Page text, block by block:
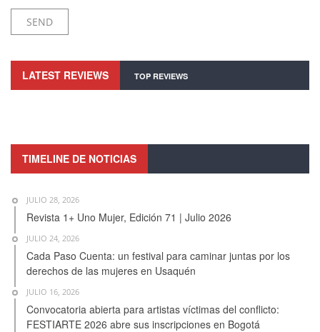
LATEST REVIEWS TOP REVIEWS
TIMELINE DE NOTICIAS
JULIO 28, 2026
Revista 1+ Uno Mujer, Edición 71 | Julio 2026
JULIO 24, 2026
Cada Paso Cuenta: un festival para caminar juntas por los
derechos de las mujeres en Usaquén
JULIO 16, 2026
Convocatoria abierta para artistas víctimas del conflicto:
FESTIARTE 2026 abre sus inscripciones en Bogotá